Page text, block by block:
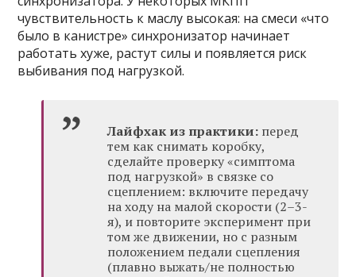
чувствительность к маслу высокая: на смеси «что
было в канистре» синхронизатор начинает
работать хуже, растут силы и появляется риск
выбивания под нагрузкой.
Лайфхак из практики: перед
тем как снимать коробку,
сделайте проверку «симптома
под нагрузкой» в связке со
сцеплением: включите передачу
на ходу на малой скорости (2–3-
я), и повторите эксперимент при
том же движении, но с разным
положением педали сцепления
(плавно выжать/не полностью